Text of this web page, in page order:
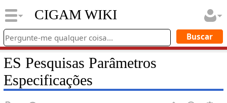
CIGAM WIKI
ES Pesquisas Parâmetros
Especificações